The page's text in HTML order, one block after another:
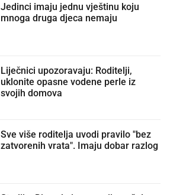
Jedinci imaju jednu vještinu koju
mnoga druga djeca nemaju
Liječnici upozoravaju: Roditelji,
uklonite opasne vodene perle iz
svojih domova
Sve više roditelja uvodi pravilo "bez
zatvorenih vrata". Imaju dobar razlog